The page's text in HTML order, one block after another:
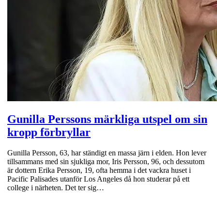
Gunilla Perssons märkliga utspel om sin
kropp förbryllar
Gunilla Persson, 63, har ständigt en massa järn i elden. Hon lever
tillsammans med sin sjukliga mor, Iris Persson, 96, och dessutom
är dottern Erika Persson, 19, ofta hemma i det vackra huset i
Pacific Palisades utanför Los Angeles då hon studerar på ett
college i närheten. Det ter sig…